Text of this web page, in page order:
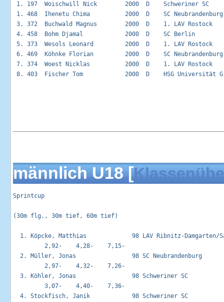
1. 197  Woischwill Nick        2000  D    Schweriner
1. 468  Ihenetu Chima          2000  D    SC
3. 372  Buchwald Magnus        2000  D    1. LAV
4. 458  Bohm Djamal            2000  D    SC Berlin
5. 373  Wesols Leonard         2000  D    1. LAV
6. 469  Köhnke Florian         2000  D    SC
7. 374  Woest Nicklas          2000  D    1. LAV
8. 403  Fischer Tom            2000  D    HSG
männlich U18 [
Sprintcup
(30m flg., 30m tief, 60m tief)
1. Köpcke, Matthias             98 LAV Ribnitz-Damgarten/
         2,92-    4,28-    7,15-
2. Müller, Jonas                98 SC Neubrandenburg
         2,97-    4,32-    7,26-
3. Köhler, Jonas                98 Schweriner SC
         3,07-    4,40-    7,36-
4. Stockfisch, Janik            98 Schweriner SC